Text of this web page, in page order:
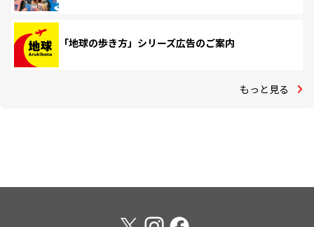
「地球の歩き方」シリーズ広告のご案内
もっと見る